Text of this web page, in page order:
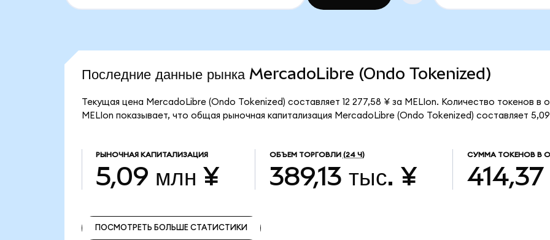
Последние данные рынка MercadoLibre (Ondo Tokenized)
Текущая цена MercadoLibre (Ondo Tokenized) составляет 12 277,58 ¥ за MELIon. Количество токенов в
MELIon показывает, что общая рыночная капитализация MercadoLibre (Ondo Tokenized) составляет
РЫНОЧНАЯ КАПИТАЛИЗАЦИЯ
5,09 млн ¥
ОБЪЕМ ТОРГОВЛИ (24 Ч)
389,13 тыс. ¥
СУММА ТОКЕНОВ В
414,37
ПОСМОТРЕТЬ БОЛЬШЕ СТАТИСТИКИ